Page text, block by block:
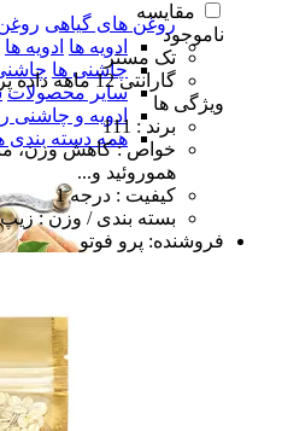
روغن های گیاهی
ادویه ها ادویه ها
چاشنی ها
سایر محصولات
ادویه و چاشنی
همه دسته بندی
مقایسه
ناموجود
تک مستر
گارانتی 12 ماهه داده پرداز رایانه متین
ویژگی ها
برند : 111
خواص : کاهش وزن،
هموروئید و...
کیفیت : درجه 1
بسته بندی / وزن : زیپ کیپ
فروشنده: پرو فوتو